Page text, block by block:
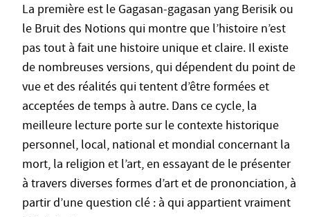
La première est le Gagasan-gagasan yang Berisik ou
le Bruit des Notions qui montre que l’histoire n’est
pas tout à fait une histoire unique et claire. Il existe
de nombreuses versions, qui dépendent du point de
vue et des réalités qui tentent d’être formées et
acceptées de temps à autre. Dans ce cycle, la
meilleure lecture porte sur le contexte historique
personnel, local, national et mondial concernant la
mort, la religion et l’art, en essayant de le présenter
à travers diverses formes d’art et de prononciation, à
partir d’une question clé : à qui appartient vraiment